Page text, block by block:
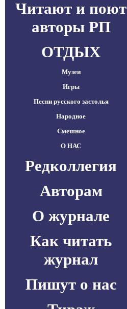
Читают и поют
авторы РП
ОТДЫХ
Музеи
Игры
Песни русского застолья
Народное
Смешное
О НАС
Редколлегия
Авторам
О журнале
Как читать
журнал
Пишут о нас